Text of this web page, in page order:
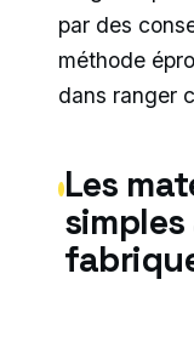
par des
méthode
dans ranger
Les